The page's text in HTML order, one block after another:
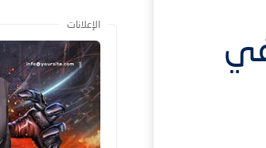
في
الإعلانات